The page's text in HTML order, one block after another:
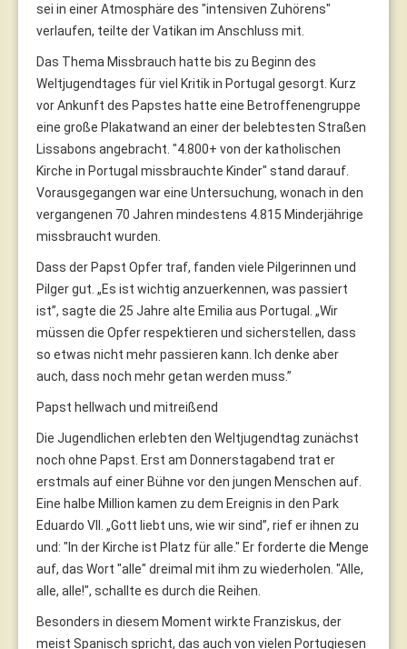
sei in einer Atmosphäre des "intensiven Zuhörens"
verlaufen, teilte der Vatikan im Anschluss mit.
Das Thema Missbrauch hatte bis zu Beginn des
Weltjugendtages für viel Kritik in Portugal gesorgt. Kurz
vor Ankunft des Papstes hatte eine Betroffenengruppe
eine große Plakatwand an einer der belebtesten Straßen
Lissabons angebracht. "4.800+ von der katholischen
Kirche in Portugal missbrauchte Kinder" stand darauf.
Vorausgegangen war eine Untersuchung, wonach in den
vergangenen 70 Jahren mindestens 4.815 Minderjährige
missbraucht wurden.
Dass der Papst Opfer traf, fanden viele Pilgerinnen und
Pilger gut. „Es ist wichtig anzuerkennen, was passiert
ist”, sagte die 25 Jahre alte Emilia aus Portugal. „Wir
müssen die Opfer respektieren und sicherstellen, dass
so etwas nicht mehr passieren kann. Ich denke aber
auch, dass noch mehr getan werden muss.”
Papst hellwach und mitreißend
Die Jugendlichen erlebten den Weltjugendtag zunächst
noch ohne Papst. Erst am Donnerstagabend trat er
erstmals auf einer Bühne vor den jungen Menschen auf.
Eine halbe Million kamen zu dem Ereignis in den Park
Eduardo VII. „Gott liebt uns, wie wir sind”, rief er ihnen zu
und: "In der Kirche ist Platz für alle." Er forderte die Menge
auf, das Wort "alle" dreimal mit ihm zu wiederholen. "Alle,
alle, alle!", schallte es durch die Reihen.
Besonders in diesem Moment wirkte Franziskus, der
meist Spanisch spricht, das auch von vielen Portugiesen